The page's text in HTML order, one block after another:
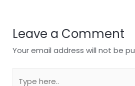
Leave a Comment
Your email address will not be